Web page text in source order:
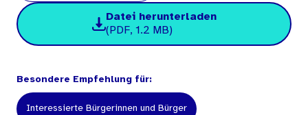
Datei herunterladen
(PDF, 1.2 MB)
Besondere Empfehlung für:
Interessierte Bürgerinnen und Bürger